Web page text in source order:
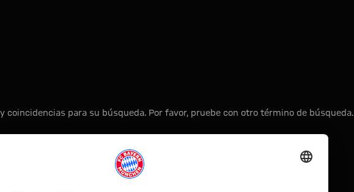
coincidencias para su búsqueda. Por favor, pruebe con otro término de búsqueda.